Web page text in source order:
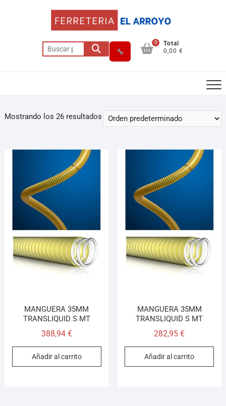
0
Total
0,00 €
Mostrando los 26 resultados
MANGUERA 35MM
TRANSLIQUID S MT
388,94 €
Añadir al carrito
MANGUERA 35MM
TRANSLIQUID S MT
282,95€
Añadir al carrito
Asesor El Arroyo
En línea · responde en segundos
Llamar (cerrado) Cómo llegar
Cuéntame qué necesitas y te ayudo a encontrarlo,
aunque no sepas el nombre exacto